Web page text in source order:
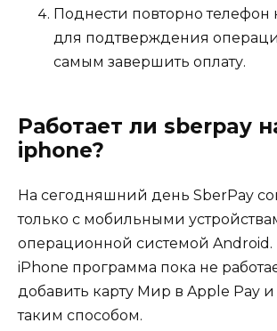
Поднести повторно телефон
для подтверждения
самым завершить оплату.
Работает ли sberpay
iphone?
На сегодняшний день SberPay
только с мобильными
операционной системой Android.
iPhone программа пока не
добавить карту Мир в Apple Pay и
таким способом.